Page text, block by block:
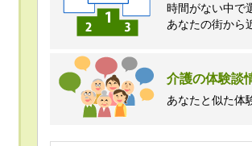
時間がない中で
あなたの街から
介護の体験談
あなたと似た体